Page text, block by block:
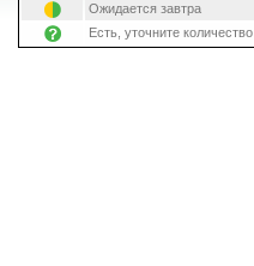
Ожидается завтра
Есть, уточните количество